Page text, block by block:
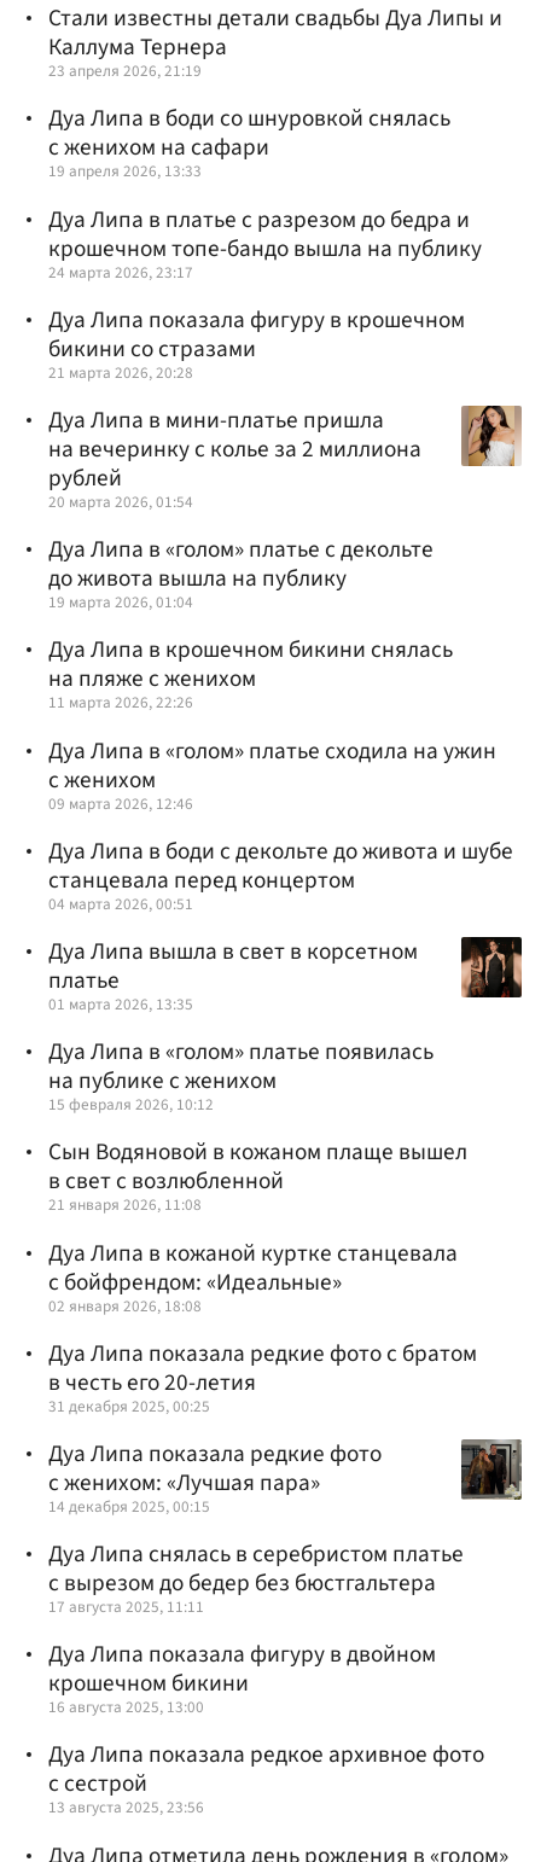
Стали известны детали свадьбы Дуа Липы и
Каллума Тернера
23 апреля 2026, 21:19
Дуа Липа в боди со шнуровкой снялась
с женихом на сафари
19 апреля 2026, 13:33
Дуа Липа в платье с разрезом до бедра и
крошечном топе-бандо вышла на публику
24 марта 2026, 23:17
Дуа Липа показала фигуру в крошечном
бикини со стразами
21 марта 2026, 20:28
Дуа Липа в мини-платье пришла
на вечеринку с колье за 2 миллиона
рублей
20 марта 2026, 01:54
Дуа Липа в «голом» платье с декольте
до живота вышла на публику
19 марта 2026, 01:04
Дуа Липа в крошечном бикини снялась
на пляже с женихом
11 марта 2026, 22:26
Дуа Липа в «голом» платье сходила на ужин
с женихом
09 марта 2026, 12:46
Дуа Липа в боди с декольте до живота и шубе
станцевала перед концертом
04 марта 2026, 00:51
Дуа Липа вышла в свет в корсетном
платье
01 марта 2026, 13:35
Дуа Липа в «голом» платье появилась
на публике с женихом
15 февраля 2026, 10:12
Сын Водяновой в кожаном плаще вышел
в свет с возлюбленной
21 января 2026, 11:08
Дуа Липа в кожаной куртке станцевала
с бойфрендом: «Идеальные»
02 января 2026, 18:08
Дуа Липа показала редкие фото с братом
в честь его 20-летия
31 декабря 2025, 00:25
Дуа Липа показала редкие фото
с женихом: «Лучшая пара»
14 декабря 2025, 00:15
Дуа Липа снялась в серебристом платье
с вырезом до бедер без бюстгальтера
17 августа 2025, 11:11
Дуа Липа показала фигуру в двойном
крошечном бикини
16 августа 2025, 13:00
Дуа Липа показала редкое архивное фото
с сестрой
13 августа 2025, 23:56